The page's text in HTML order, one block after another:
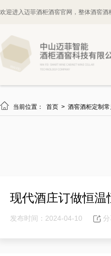
欢迎进入迈菲酒柜酒窖官网，整体酒窖酒
 当前位置： 首页 > 酒窖酒柜定制常
现代酒庄订做恒
发布时间：2024-04-10